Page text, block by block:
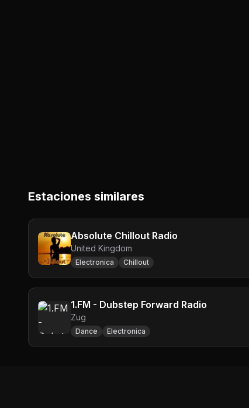
Estaciones similares
Absolute Chillout Radio
United Kingdom
Electronica Chillout
1.FM - Dubstep Forward Radio
Zug
Dance Electronica